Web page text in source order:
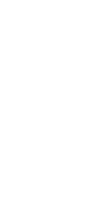
Другие
Реестр
агентств
Обращения